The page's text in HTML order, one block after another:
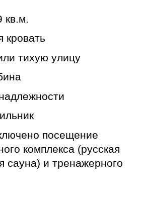
кв.м.
кровать
тихую улицу
посещение
комплекса (русская
сауна) и тренажерного